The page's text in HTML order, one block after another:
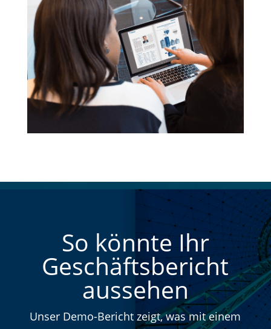
So könnte Ihr
Geschäftsbericht
aussehen
Unser Demo-Bericht zeigt, was mit einem